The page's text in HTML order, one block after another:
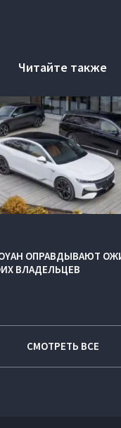
Читайте также
ОПРАВДЫВАЮТ
ВЛАДЕЛЬЦЕВ
СМОТРЕТЬ ВСЕ